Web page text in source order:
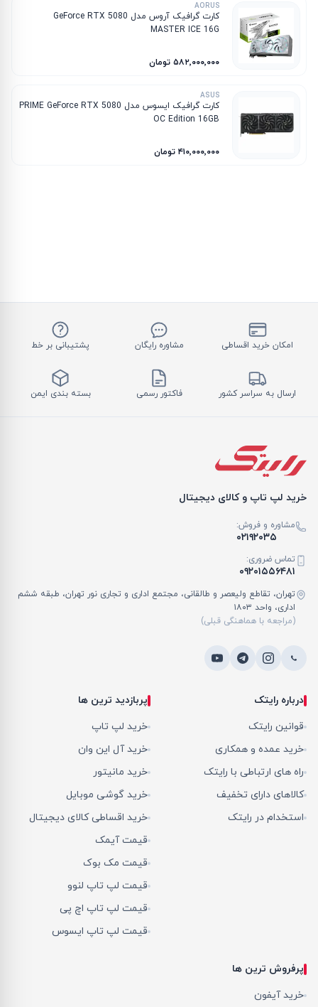
AORUS
کارت گرافیک آروس مدل GeForce RTX 5080
MASTER ICE 16G
۵۸۲٬۰۰۰٬۰۰۰ تومان
ASUS
کارت گرافیک ایسوس مدل PRIME GeForce RTX 5080
OC Edition 16GB
۴۱۰٬۰۰۰٬۰۰۰ تومان
امکان خرید اقساطی مشاوره رایگان پشتیبانی بر خط
ارسال به سراسر کشور فاکتور رسمی بسته بندی ایمن
خرید لپ تاپ و کالای دیجیتال
مشاوره و فروش:
۰۲۱۹۲۰۳۵
تماس ضروری:
۰۹۲۰۱۵۵۶۴۸۱
تهران، تقاطع ولیعصر و طالقانی، مجتمع اداری و تجاری نور تهران، طبقه ششم
اداری، واحد ۱۸۰۳
(مراجعه با هماهنگی قبلی)
درباره رایتک
قوانین رایتک
خرید عمده و همکاری
راه های ارتباطی با رایتک
کالاهای دارای تخفیف
استخدام در رایتک
پربازدید ترین ها
خرید لپ تاپ
خرید آل این وان
خرید مانیتور
خرید گوشی موبایل
خرید اقساطی کالای دیجیتال
قیمت آیمک
قیمت مک بوک
قیمت لپ تاپ لنوو
قیمت لپ تاپ اچ پی
قیمت لپ تاپ ایسوس
پرفروش ترین ها
خرید آیفون